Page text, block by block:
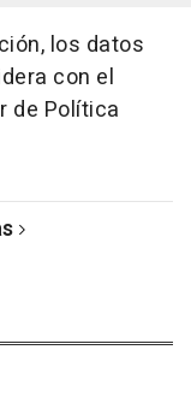
los datos
con el
de Política